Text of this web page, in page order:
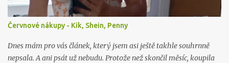
Červnové nákupy - Kik, Shein, Penny
Dnes mám pro vás článek, který jsem asi ještě takhle souhrnně
nepsala. A ani psát už nebudu. Protože než skončil měsíc, koupila